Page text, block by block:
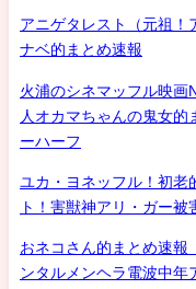
アニゲタレスト（元祖
ナベ的まとめ速報
火浦のシネマッフル映画
人オカマちゃんの鬼女
ーハーフ
ユカ・ヨネッフル！初老
ト！害獣神アリ・ガー
おネコさん的まとめ速
ンタルメンヘラ電波中年